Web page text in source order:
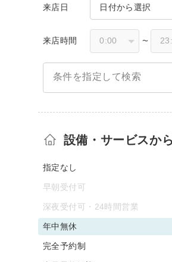
来店日 日付から選択
来店時間 〜
条件を指定して検索
設備・サービスか
指定なし
早朝受付可
深夜受付可・24時間営業
年中無休
完全予約制